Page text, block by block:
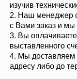
изучив
2. Наш менеджер
с Вами заказ и мы
3. Вы
выставленного
4. Мы доставляем
адресу либо до